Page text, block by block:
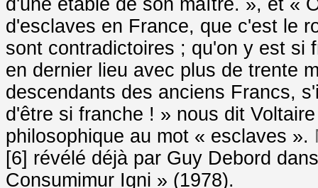
d'une étable de son maître. », et «
d'esclaves en France, que c'est le
sont contradictoires ; qu'on y est si
en dernier lieu avec plus de trente
descendants des anciens Francs,
d'être si franche ! » nous dit
philosophique au mot « esclaves ».
[6] révélé déjà par Guy Debord
Consumimur Igni » (1978).